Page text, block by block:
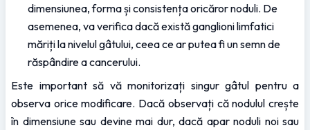
dimensiunea, forma și consistența oricăror noduli. De
asemenea, va verifica dacă există ganglioni limfatici
măriți la nivelul gâtului, ceea ce ar putea fi un semn de
răspândire a cancerului.
Este important să vă monitorizați singur gâtul pentru a
observa orice modificare. Dacă observați că nodulul crește
în dimensiune sau devine mai dur, dacă apar noduli noi sau